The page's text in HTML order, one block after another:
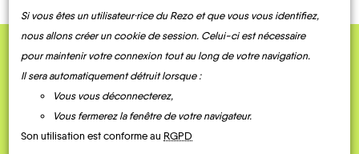
QUELQUES
Témoignages
Si vous êtes un utilisateur·rice du Rezo et que vous vous identifiez,
nous allons créer un cookie de session. Celui-ci est nécessaire
pour maintenir votre connexion tout au long de votre navigation.
Il sera automatiquement détruit lorsque :
Vous vous déconnecterez,
Vous fermerez la fenêtre de votre navigateur.
Son utilisation est conforme au RGPD